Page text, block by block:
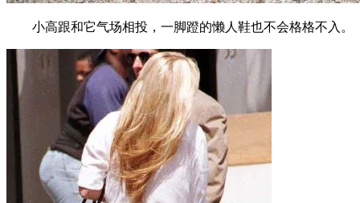
小高跟和它气场相投，一脚蹬的懒人鞋也不会格格不入。